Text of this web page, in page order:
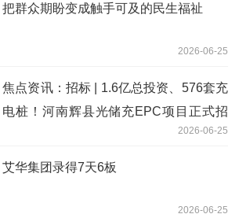
把群众期盼变成触手可及的民生福祉
2026-06-25
焦点资讯：招标 | 1.6亿总投资、576套充
电桩！河南辉县光储充EPC项目正式招
2026-06-25
艾华集团录得7天6板
2026-06-25